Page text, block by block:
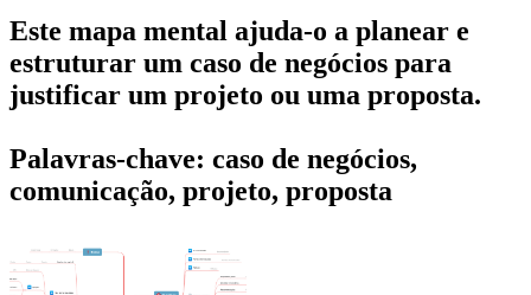
Este mapa mental ajuda-o a planear e
estruturar um caso de negócios para
justificar um projeto ou uma proposta.
Palavras-chave: caso de negócios,
comunicação, projeto, proposta